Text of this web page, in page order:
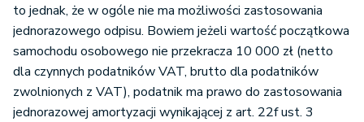
to jednak, że w ogóle nie ma możliwości zastosowania
jednorazowego odpisu. Bowiem jeżeli wartość początkowa
samochodu osobowego nie przekracza 10 000 zł (netto
dla czynnych podatników VAT, brutto dla podatników
zwolnionych z VAT), podatnik ma prawo do zastosowania
jednorazowej amortyzacji wynikającej z art. 22f ust. 3